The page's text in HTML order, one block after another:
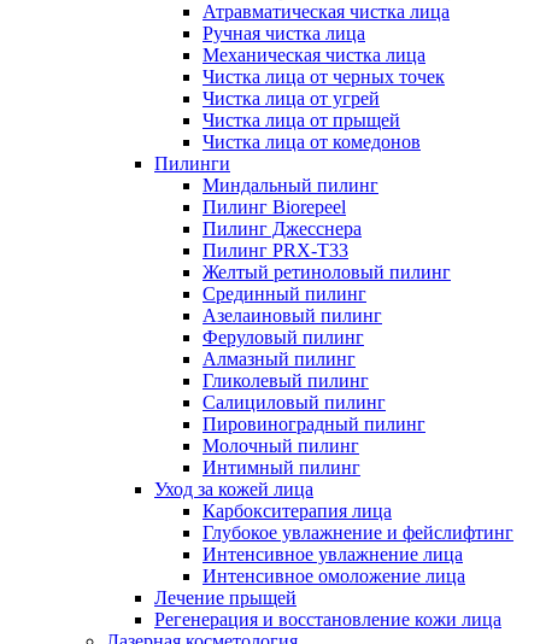
Атравматическая чистка лица
Ручная чистка лица
Механическая чистка лица
Чистка лица от черных точек
Чистка лица от угрей
Чистка лица от прыщей
Чистка лица от комедонов
Пилинги
Миндальный пилинг
Пилинг Biorepeel
Пилинг Джесснера
Пилинг PRX-T33
Желтый ретиноловый пилинг
Срединный пилинг
Азелаиновый пилинг
Феруловый пилинг
Алмазный пилинг
Гликолевый пилинг
Салициловый пилинг
Пировиноградный пилинг
Молочный пилинг
Интимный пилинг
Уход за кожей лица
Карбокситерапия лица
Глубокое увлажнение и фейслифтинг
Интенсивное увлажнение лица
Интенсивное омоложение лица
Лечение прыщей
Регенерация и восстановление кожи лица